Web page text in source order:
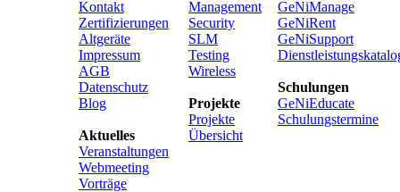
Kontakt
Zertifizierungen
Altgeräte
Impressum
AGB
Datenschutz
Blog
Aktuelles
Veranstaltungen
Webmeeting
Vorträge
Management
Security
SLM
Testing
Wireless
Projekte
Projekte
Übersicht
GeNiManage
GeNiRent
GeNiSupport
Schulungen
GeNiEducate
Schulungstermine